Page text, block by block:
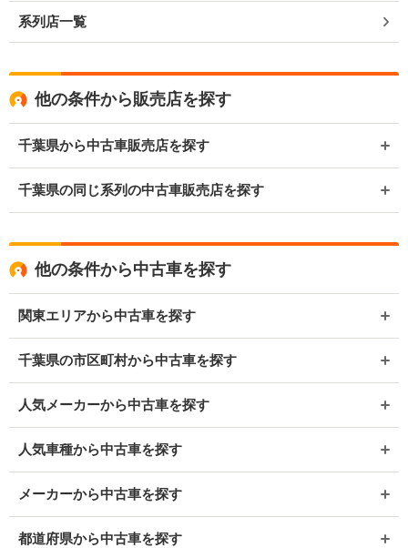
系列店一覧
他の条件から販売店を探す
千葉県から中古車販売店を探す
千葉県の同じ系列の中古車販売店を探す
他の条件から中古車を探す
関東エリアから中古車を探す
千葉県の市区町村から中古車を探す
人気メーカーから中古車を探す
人気車種から中古車を探す
メーカーから中古車を探す
都道府県から中古車を探す